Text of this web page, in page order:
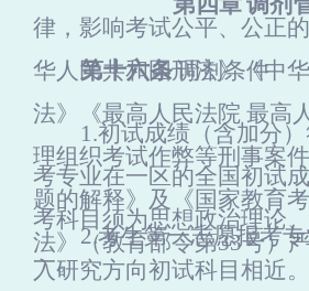
律，影响考试公平、公正
华人民共和国刑法》《中
法》《最高人民法院 最高
理组织考试作弊等刑事案
题的解释》及《国家教育
法》（教育部令第33号）
第十六条调剂条件
1.初试成绩（含加分
考专业在一区的全国初试
考科目须为思想政治理论
一。
2.考生第一志愿报考
入研究方向初试科目相近。